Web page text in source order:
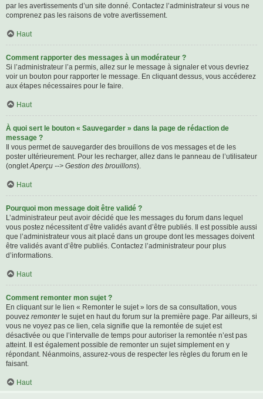
par les avertissements d’un site donné. Contactez l’administrateur si vous ne
comprenez pas les raisons de votre avertissement.
Haut
Comment rapporter des messages à un modérateur ?
Si l’administrateur l’a permis, allez sur le message à signaler et vous devriez
voir un bouton pour rapporter le message. En cliquant dessus, vous accéderez
aux étapes nécessaires pour le faire.
Haut
À quoi sert le bouton « Sauvegarder » dans la page de rédaction de
message ?
Il vous permet de sauvegarder des brouillons de vos messages et de les
poster ultérieurement. Pour les recharger, allez dans le panneau de l’utilisateur
(ongletAperçu --> Gestion des brouillons).
Haut
Pourquoi mon message doit être validé ?
L’administrateur peut avoir décidé que les messages du forum dans lequel
vous postez nécessitent d’être validés avant d’être publiés. Il est possible aussi
que l’administrateur vous ait placé dans un groupe dont les messages doivent
être validés avant d’être publiés. Contactez l’administrateur pour plus
d’informations.
Haut
Comment remonter mon sujet ?
En cliquant sur le lien « Remonter le sujet » lors de sa consultation, vous
pouvez remonterle sujet en haut du forum sur la première page. Par ailleurs, si
vous ne voyez pas ce lien, cela signifie que la remontée de sujet est
désactivée ou que l’intervalle de temps pour autoriser la remontée n’est pas
atteint. Il est également possible de remonter un sujet simplement en y
répondant. Néanmoins, assurez-vous de respecter les règles du forum en le
faisant.
Haut